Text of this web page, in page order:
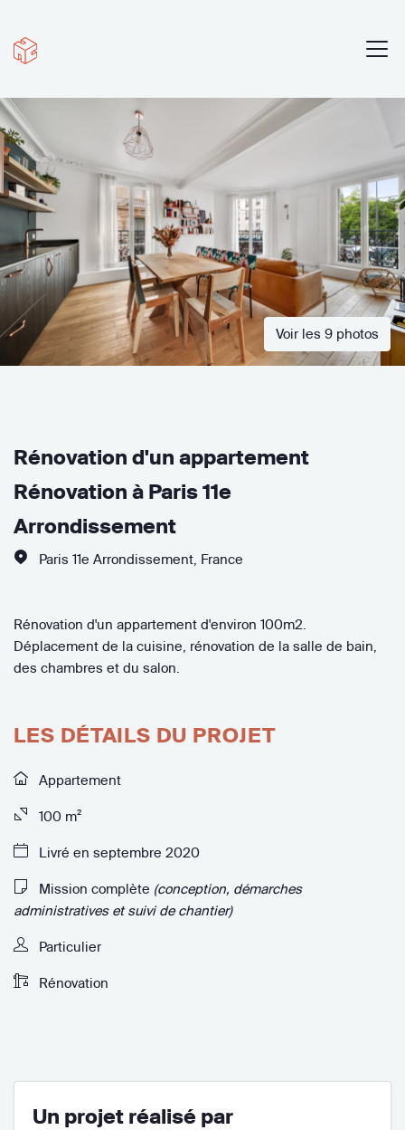
Voir les 9 photos
Rénovation d'un appartement
Rénovation à Paris 11e
Arrondissement
Paris 11e Arrondissement France
Rénovation d'un appartement d'environ 100m2.
Déplacement de la cuisine, rénovation de la salle de bain,
des chambres et du salon.
LES DÉTAILS DU PROJET
Appartement
100 m²
Livré en septembre 2020
Mission complète (conception, démarches
administratives et suivi de chantier)
Particulier
Rénovation
Un projet réalisé par